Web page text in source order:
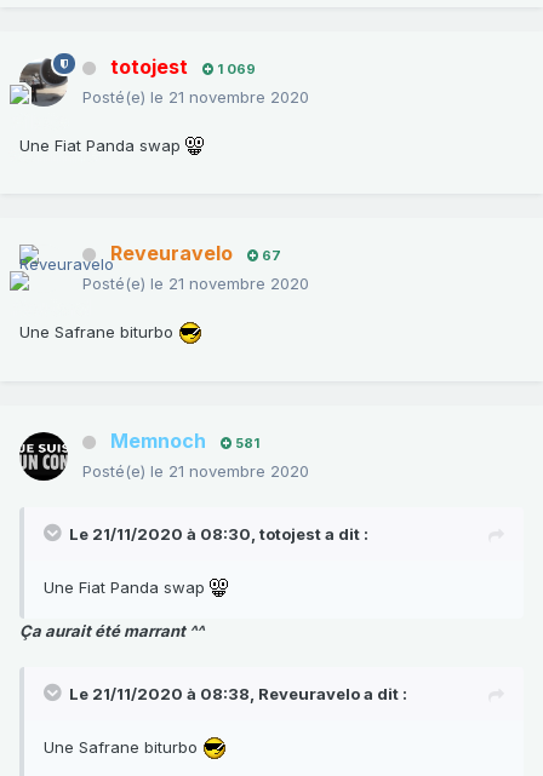
totojest 1 069
Posté(e) le 21 novembre 2020
Une Fiat Panda swap
Reveuravelo 67
Posté(e) le 21 novembre 2020
Une Safrane biturbo
Memnoch 581
Posté(e) le 21 novembre 2020
Le 21/11/2020 à 08:30, totojesta dit :
Une Fiat Panda swap
Ça aurait été marrant ^^
Le 21/11/2020 à 08:38, Reveuraveloa dit :
Une Safrane biturbo